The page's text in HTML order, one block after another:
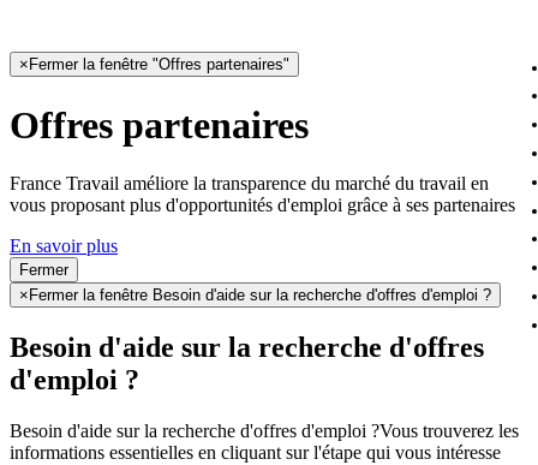
× Fermer la fenêtre "Offres partenaires"
Offres partenaires
France Travail améliore la transparence du marché du travail en
vous proposant plus d'opportunités d'emploi grâce à ses partenaires
En savoir plus
Fermer
× Fermer la fenêtre Besoin d'aide sur la recherche d'offres d'emploi ?
Besoin d'aide sur la recherche d'offres
d'emploi ?
Besoin d'aide sur la recherche d'offres d'emploi ?Vous trouverez les
informations essentielles en cliquant sur l'étape qui vous intéresse